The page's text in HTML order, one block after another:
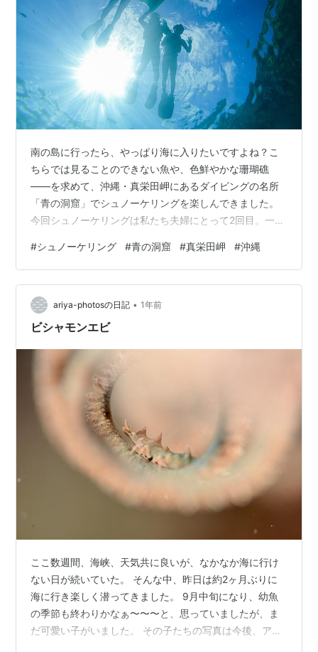
南の島に行ったら、やっぱり海に入りたいですよね？こ
ちらでは見ることのできない魚や、色鮮やかな珊瑚礁
――を求めて、沖縄・真栄田岬にあるダイビングの名所
「青の洞窟」でシュノーケリングを楽しんできました。
今回シュノーケリングは私たち夫婦にとって2回目。一緒
険と判断し、また私たち夫婦も若い人たちと同じペース
で泳ぐ自信はないので、3人だけのプライベートツアーを
選びました。 これが大当たりで、誰にもペースを乱され
ることもなく、家族だけのゆっくりとした時間を満喫で
きました。ガイドのお兄さんも気さくで話しやすく、説
#シュノーケリング #青の洞窟 #真栄田岬 #沖縄
ariya-photosの日記 • 1年前
ビシャモンエビ
ここ数週間、海峡、天気共に良いが、なかなか海に行け
ない日が続いていた。 そんな中、昨日は約2ヶ月ぶりに
海に行き楽しく潜ってきました。 9月中旬になり、幼魚
の季節も終わりかなぁ〜〜〜と、思っていましたが、ま
だ可愛い子がいました。 その子たちの写真は今後、アッ